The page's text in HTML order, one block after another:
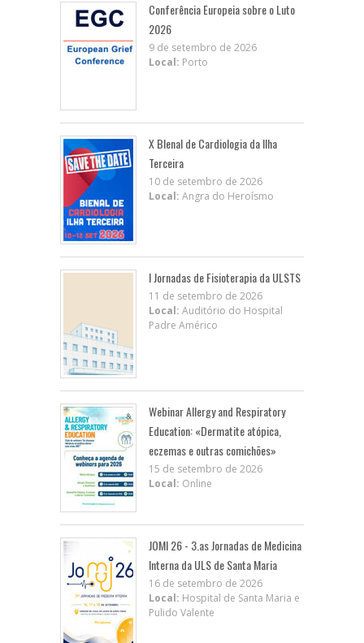
Conferência Europeia sobre o Luto
2026
9 de setembro de 2026
Local: Porto
X BIenal de Cardiologia da Ilha
Terceira
10 de setembro de 2026
Local: Angra do Heroísmo
I Jornadas de Fisioterapia da ULSTS
11 de setembro de 2026
Local: Auditório do Hospital
Padre Américo
Webinar Allergy and Respiratory
Education: «Dermatite atópica,
eczemas e outras comichões»
15 de setembro de 2026
Local: Online
JOMI 26 - 3.as Jornadas de Medicina
Interna da ULS de Santa Maria
16 de setembro de 2026
Local: Hospital de Santa Maria e
Pulido Valente